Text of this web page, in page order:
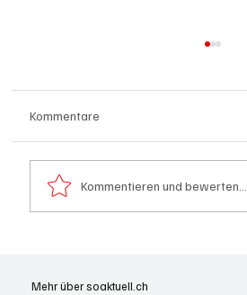
Kommentare
Kommentieren und bewerten...
Mehr über soaktuell.ch